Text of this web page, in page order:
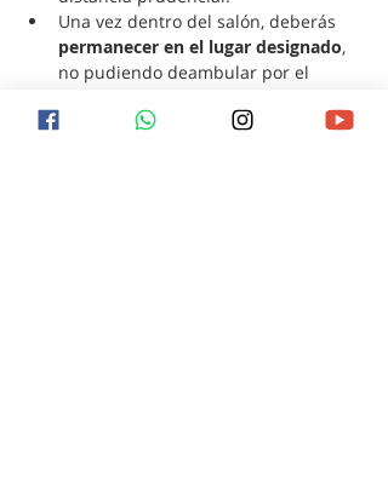
Una vez dentro del salón, deberás
permanecer en el lugar designado,
no pudiendo deambular por el
conversar y saludarnos fuera del